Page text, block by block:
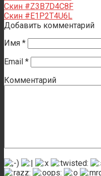
Скин #Z3B7D4C8F
Скин #E1P2T4U6L
Добавить комментарий
Имя *
Email *
Комментарий